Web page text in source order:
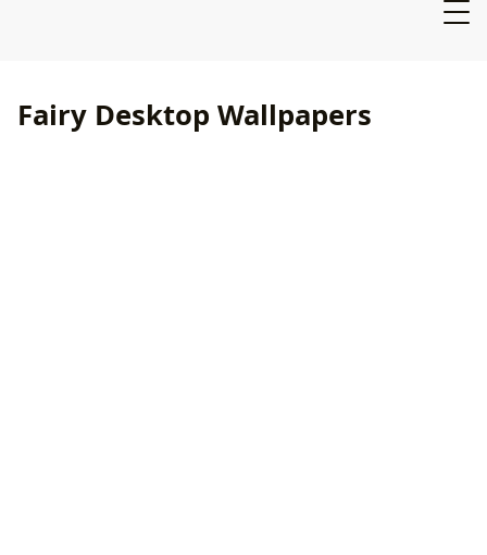
Fairy Desktop Wallpapers